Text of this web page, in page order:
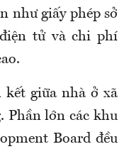
như giấy phép sở
tử và chi phí
kết giữa nhà ở xã
Phần lớn các khu
Board đều